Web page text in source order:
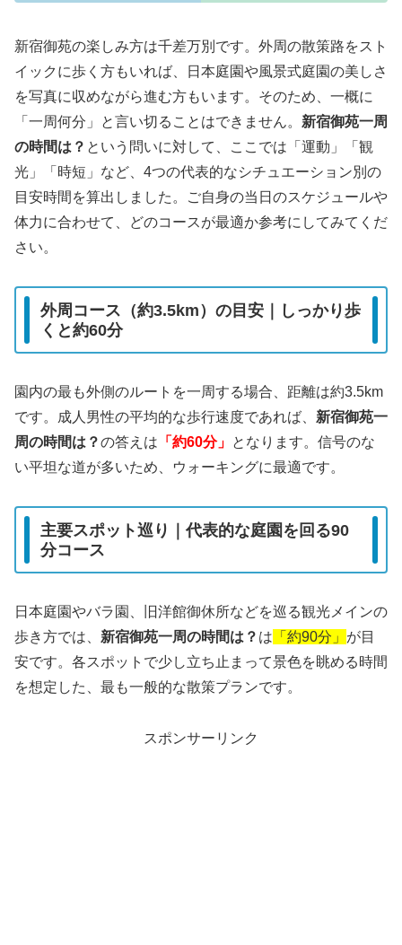
新宿御苑の楽しみ方は千差万別です。外周の散策路をスト
イックに歩く方もいれば、日本庭園や風景式庭園の美しさ
を写真に収めながら進む方もいます。そのため、一概に
「一周何分」と言い切ることはできません。 新宿御苑一周
の時間は？ という問いに対して、ここでは「運動」「観
光」「時短」など、4つの代表的なシチュエーション別の
目安時間を算出しました。ご自身の当日のスケジュールや
体力に合わせて、どのコースが最適か参考にしてみてくだ
さい。
外周コース（約3.5km）の目安｜しっかり歩
くと約60分
園内の最も外側のルートを一周する場合、距離は約3.5km
です。成人男性の平均的な歩行速度であれば、 新宿御苑一
周の時間は？の答えは 「約60分」 となります。信号のな
い平坦な道が多いため、ウォーキングに最適です。
主要スポット巡り｜代表的な庭園を回る90
分コース
日本庭園やバラ園、旧洋館御休所などを巡る観光メインの
歩き方では、 新宿御苑一周の時間は？ は 「約90分」 が目
安です。各スポットで少し立ち止まって景色を眺める時間
を想定した、最も一般的な散策プランです。
スポンサーリンク